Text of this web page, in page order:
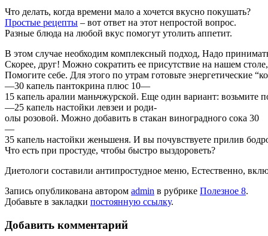
Что делать, когда времени мало а хочется вкусно покушать?
Простые рецепты – вот ответ на этот непростой вопрос.
Разные блюда на любой вкус помогут утолить аппетит.
В этом случае необходим комплексный подход, Надо
Скорее, друг! Можно сократить ее присутствие на нашем
Помогите себе. Для этого по утрам готовьте энергетические
—30 капель пантокрина плюс 10—
15 капель аралии маньчжурской. Еще один вариант: возьмите
—25 капель настойки левзеи и роди-
олы розовой. Можно добавить в стакан виноградного сока 30
—
35 капель настойки женьшеня. И вы почувствуете прилив
Что есть при простуде, чтобы быстро выздороветь?
Диетологи составили антипростудное меню, Естественно,
Запись опубликована автором admin в рубрике Полезное 8.
Добавьте в закладки постоянную ссылку.
Добавить комментарий